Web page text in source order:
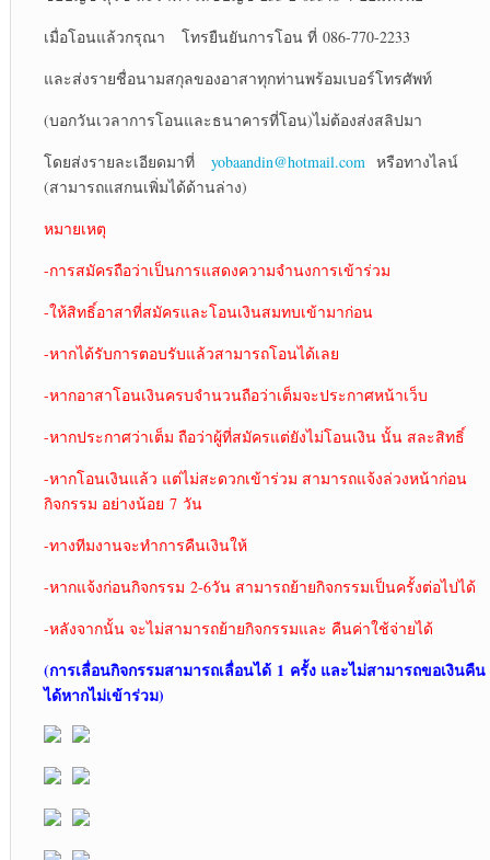
เมื่อโอนแล้วกรุณา โทรยืนยันการโอน ที่ 086-770-2233
และส่งรายชื่อนามสกุลของอาสาทุกท่านพร้อมเบอร์โทรศัพท์
(บอกวันเวลาการโอนและธนาคารที่โอน)ไม่ต้องส่งสลิปมา
โดยส่งรายละเอียดมาที่ yobaandin@hotmail.comหรือทางไลน์
(สามารถแสกนเพิ่มได้ด้านล่าง)
หมายเหตุ
-การสมัครถือว่าเป็นการแสดงความจำนงการเข้าร่วม
-ให้สิทธิ์อาสาที่สมัครและโอนเงินสมทบเข้ามาก่อน
-หากได้รับการตอบรับแล้วสามารถโอนได้เลย
-หากอาสาโอนเงินครบจำนวนถือว่าเต็มจะประกาศหน้าเว็บ
-หากประกาศว่าเต็ม ถือว่าผู้ที่สมัครแต่ยังไม่โอนเงิน นั้น สละสิทธิ์
-หากโอนเงินแล้ว แต่ไม่สะดวกเข้าร่วม สามารถแจ้งล่วงหน้าก่อน
กิจกรรม อย่างน้อย 7 วัน
-ทางทีมงานจะทำการคืนเงินให้
-หากแจ้งก่อนกิจกรรม 2-6วัน สามารถย้ายกิจกรรมเป็นครั้งต่อไปได้
-หลังจากนั้น จะไม่สามารถย้ายกิจกรรมและ คืนค่าใช้จ่ายได้
(การเลื่อนกิจกรรมสามารถเลื่อนได้ 1 ครั้ง และไม่สามารถขอเงินคืน
ได้หากไม่เข้าร่วม)